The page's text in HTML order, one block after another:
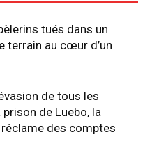
tués dans un
terrain au cœur d’un
de tous les
de Luebo, la
des comptes